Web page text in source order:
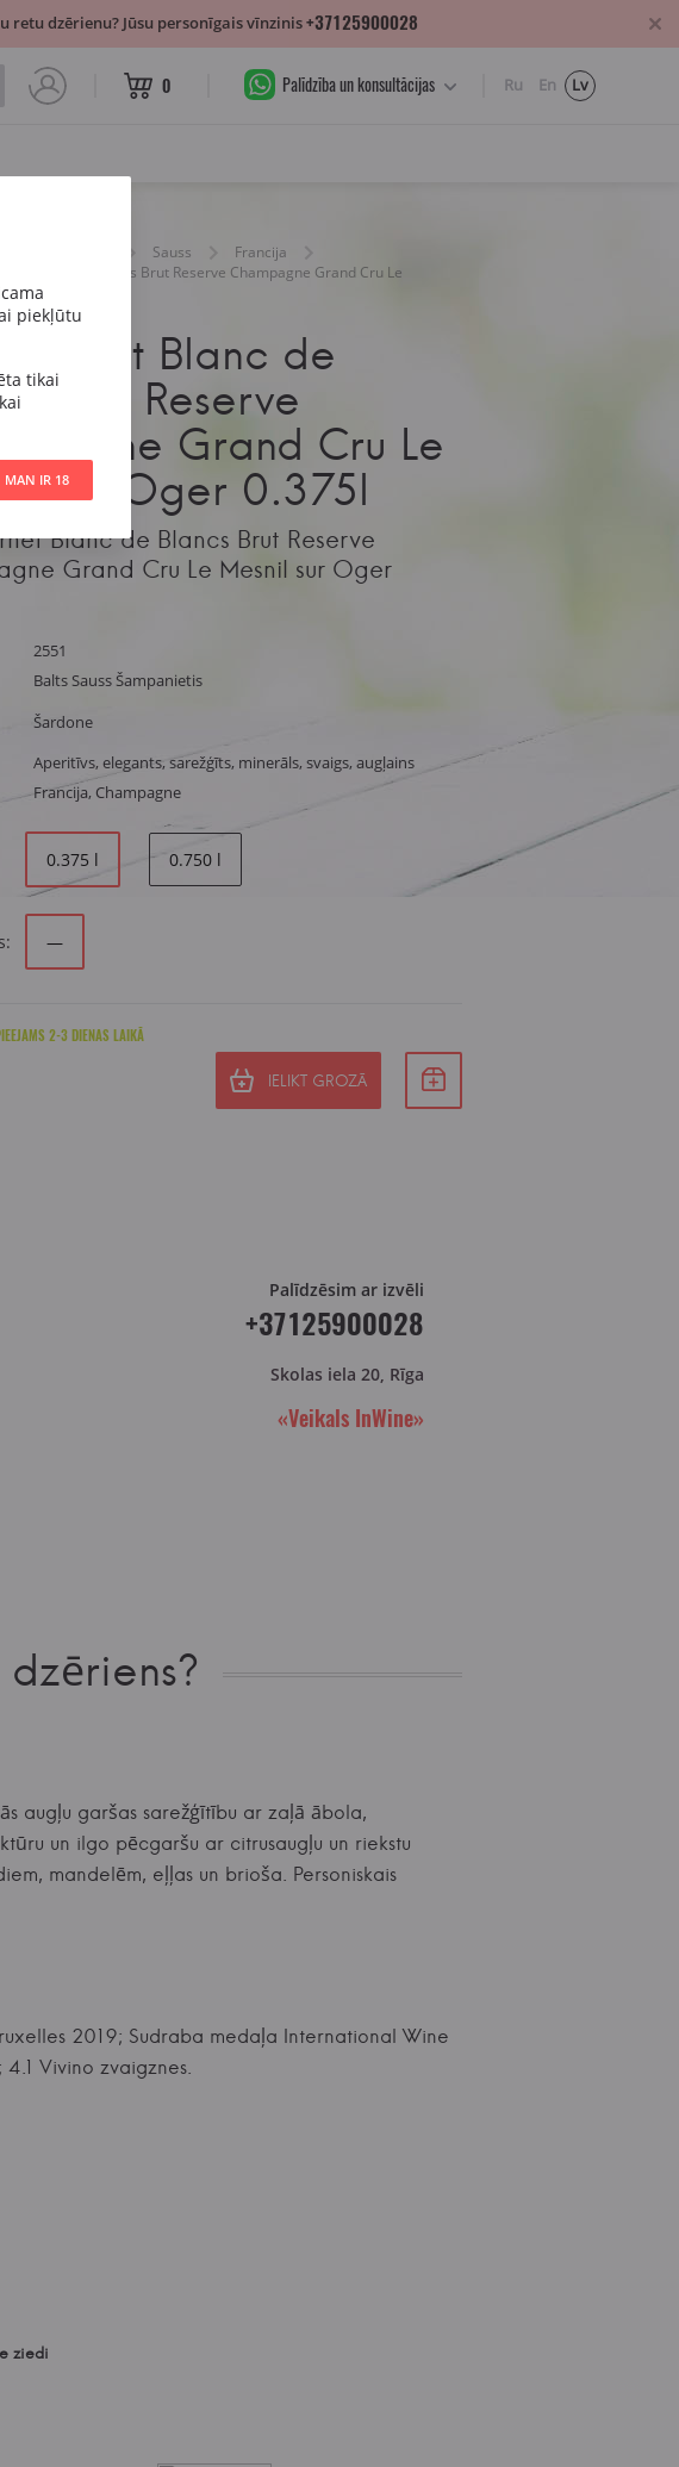
0 Palīdzība un konsultācijas Ru En Lv
Sauss
Francija
Blanc de Blancs Brut Reserve Champagne Grand Cru Le
Oger 0.375l
Pernet Blanc de
Brut Reserve
Grand Cru Le
sur Oger 0.375l
Blanc de Blancs Brut Reserve
Grand Cru Le Mesnil sur Oger
2551
Balts Sauss Šampanietis
Šardone
Aperitīvs, elegants, sarežģīts, minerāls, svaigs, augļains
Francija, Champagne
0.375 l 0.750 l
—
2-3 DIENAS LAIKĀ
IELIKT GROZĀ
Palīdzēsim ar izvēli
+37125900028
Skolas iela 20, Rīga
«Veikals InWine»
augļu garšas sarežģītību ar zaļā ābola,
un ilgo pēcgaršu ar citrusaugļu un riekstu
mandelēm, eļļas un brioša. Personiskais
2019; Sudraba medaļa International Wine
Vivino zvaigznes.
ziedi
piekļūtu
tikai
MAN IR 18
dzērienu? Jūsu personīgais vīnzinis+37125900028